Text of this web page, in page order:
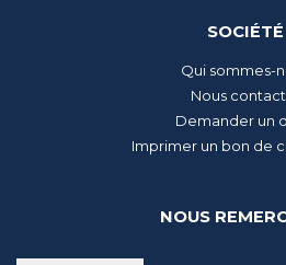
SOCIÉTÉ
Qui sommes-
Nous
Demander un
Imprimer un bon de
NOUS